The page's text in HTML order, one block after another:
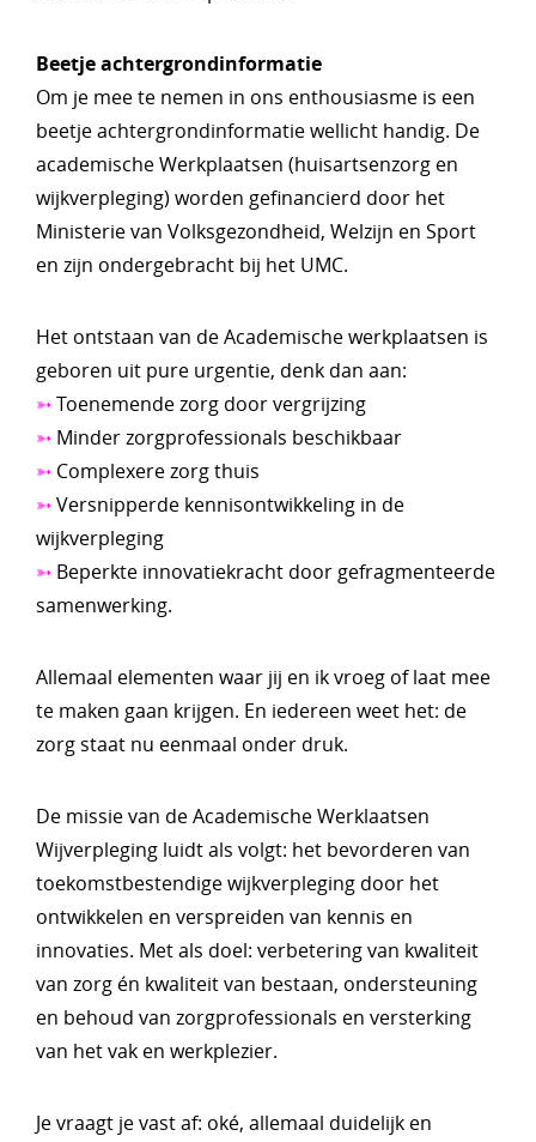
Beetje achtergrondinformatie
Om je mee te nemen in ons enthousiasme is een
beetje achtergrondinformatie wellicht handig. De
academische Werkplaatsen (huisartsenzorg en
wijkverpleging) worden gefinancierd door het
Ministerie van Volksgezondheid, Welzijn en Sport
en zijn ondergebracht bij het UMC.
Het ontstaan van de Academische werkplaatsen is
geboren uit pure urgentie, denk dan aan:
➳Toenemende zorg door vergrijzing
➳ Minder zorgprofessionals beschikbaar
➳ Complexere zorg thuis
➳Versnipperde kennisontwikkeling in de
wijkverpleging
➳ Beperkte innovatiekracht door gefragmenteerde
samenwerking.
Allemaal elementen waar jij en ik vroeg of laat mee
te maken gaan krijgen. En iedereen weet het: de
zorg staat nu eenmaal onder druk.
De missie van de Academische Werklaatsen
Wijverpleging luidt als volgt: het bevorderen van
toekomstbestendige wijkverpleging door het
ontwikkelen en verspreiden van kennis en
innovaties. Met als doel: verbetering van kwaliteit
van zorg én kwaliteit van bestaan, ondersteuning
en behoud van zorgprofessionals en versterking
van het vak en werkplezier.
Je vraagt je vast af: oké, allemaal duidelijk en